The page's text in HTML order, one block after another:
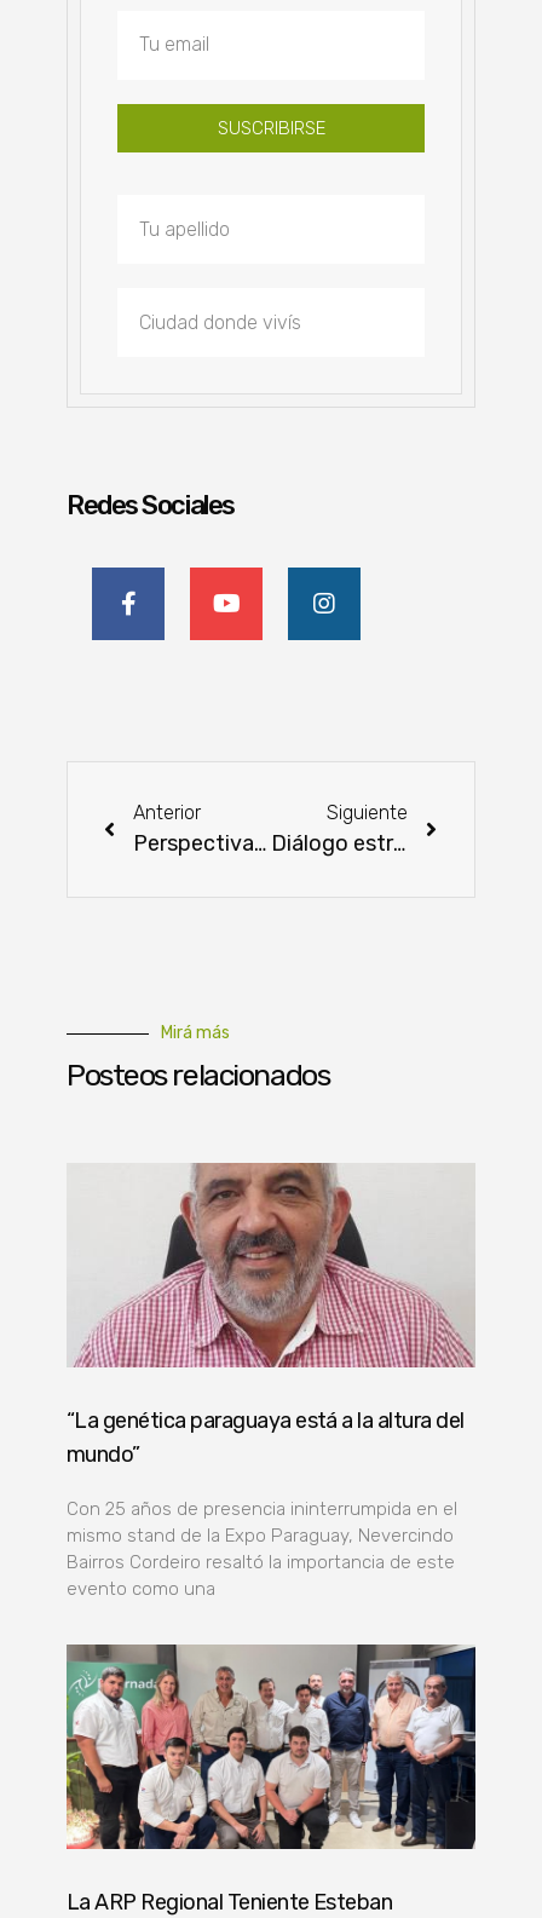
SUSCRIBIRSE
Redes Sociales
Anterior
Perspectivas optimistas en el sector agrícola con la nueva campaña
Siguiente
Diálogo estratégico entre la CAPPRO y el MIC
Mirá más
Posteos relacionados
“La genética paraguaya está a la altura del
mundo”
Con 25 años de presencia ininterrumpida en el
mismo stand de la Expo Paraguay, Nevercindo
Bairros Cordeiro resaltó la importancia de este
evento como una
La ARP Regional Teniente Esteban